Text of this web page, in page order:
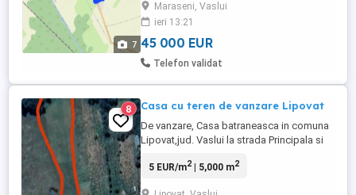
7
fructiferi. Terenul are suprafața de
1015m2 în acte. În spatele casei este șes,
apoi pădure. Toate ...
Maraseni, Vaslui
ieri 13:21
45 000 EUR
Telefon validat
8 Casa cu teren de vanzare Lipovat
De vanzare, Casa batraneasca in comuna
Lipovat,jud. Vaslui la strada Principala si
teren de app 5000 mp. intravilan , zona
5 EUR/m2| 5,000 m2